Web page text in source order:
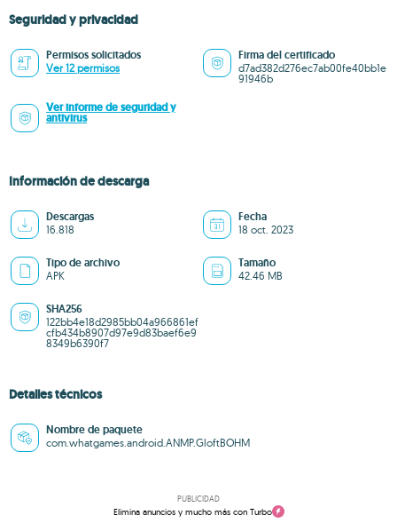
Seguridad y privacidad
Permisos solicitados
Ver 12 permisos
Firma del certificado
d7ad382d276ec7ab00fe40bb1e
91946b
Ver informe de seguridad y
antivirus
Información de descarga
Descargas
16.818
Fecha
18 oct. 2023
Tipo de archivo
APK
Tamaño
42.46 MB
SHA256
122bb4e18d2985bb04a966861ef
cfb434b8907d97e9d83baef6e9
8349b6390f7
Detalles técnicos
Nombre de paquete
com.whatgames.android.ANMP.GloftBOHM
PUBLICIDAD
Elimina anuncios y mucho más con Turbo